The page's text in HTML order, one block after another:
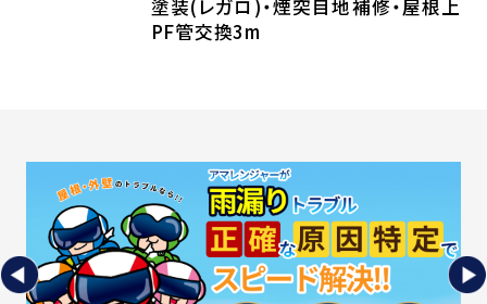
塗装(レガロ)・煙突目地補修・屋根上
PF管交換3m